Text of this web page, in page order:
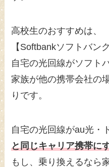
高校生のおすすめは、
【Softbankソフトバン
自宅の光回線がソフト
家族が他の携帯会社の
りです。
自宅の光回線がau光・
と同じキャリア携帯に
もし、乗り換えるなら